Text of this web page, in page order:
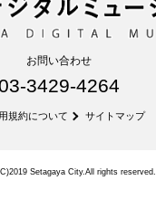
お問い合わせ
3429-4264
規約について サイトマップ
Setagaya City.All rights reserved.